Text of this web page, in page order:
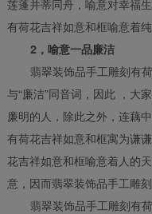
莲蓬并蒂同舟，喻意对幸福
有荷花吉祥如意和框喻意着
2，喻意一品廉洁
翡翠装饰品手工雕刻有
与“廉洁”同音词，因此 ，大
廉明的人，除此之外，连藕
有荷花吉祥如意和框寓为谦
花吉祥如意和框喻意着人的
意，因而翡翠装饰品手工雕
翡翠装饰品手工雕刻有